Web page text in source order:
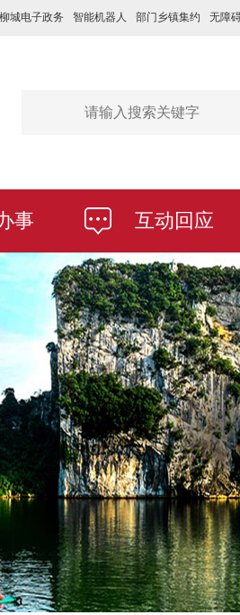
柳城电子政务 智能机器人 部门乡镇集约 无障
事 互动回应